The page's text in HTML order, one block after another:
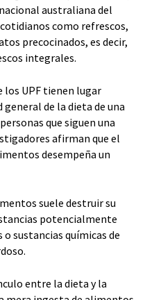
australiana del
como refrescos,
precocinados, es decir,
integrales.
los UPF tienen lugar
de la dieta de una
que siguen una
afirman que el
desempeña un
suele destruir su
potencialmente
sustancias químicas de
entre la dieta y la